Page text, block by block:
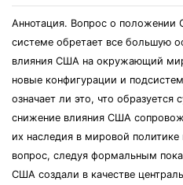
Аннотация. Вопрос о
системе обретает все большую
влияния США на окружающий
новые конфигурации и
означает ли это, что
снижение влияния США
их наследия в мировой политике
вопрос, следуя формальным
США создали в качестве